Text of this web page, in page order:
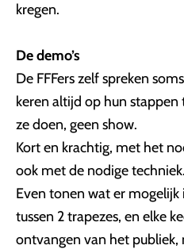
kregen.
De demo’s
De FFFers zelf spreken
keren altijd op hun
ze doen, geen show.
Kort en krachtig, met het
ook met de nodige techniek.
Even tonen wat er mogelijk
tussen 2 trapezes, en elke
ontvangen van het publiek,